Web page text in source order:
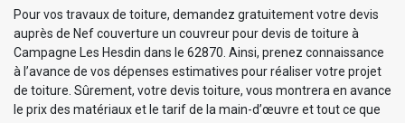
Pour vos travaux de toiture, demandez gratuitement votre devis
auprès de Nef couverture un couvreur pour devis de toiture à
Campagne Les Hesdin dans le 62870. Ainsi, prenez connaissance
à l’avance de vos dépenses estimatives pour réaliser votre projet
de toiture. Sûrement, votre devis toiture, vous montrera en avance
le prix des matériaux et le tarif de la main-d’œuvre et tout ce que